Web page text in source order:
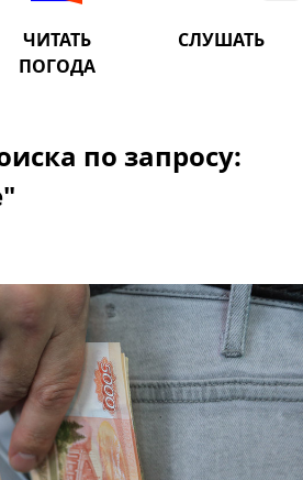
ЧИТАТЬ
СЛУШАТЬ
ПОГОДА
по запросу: